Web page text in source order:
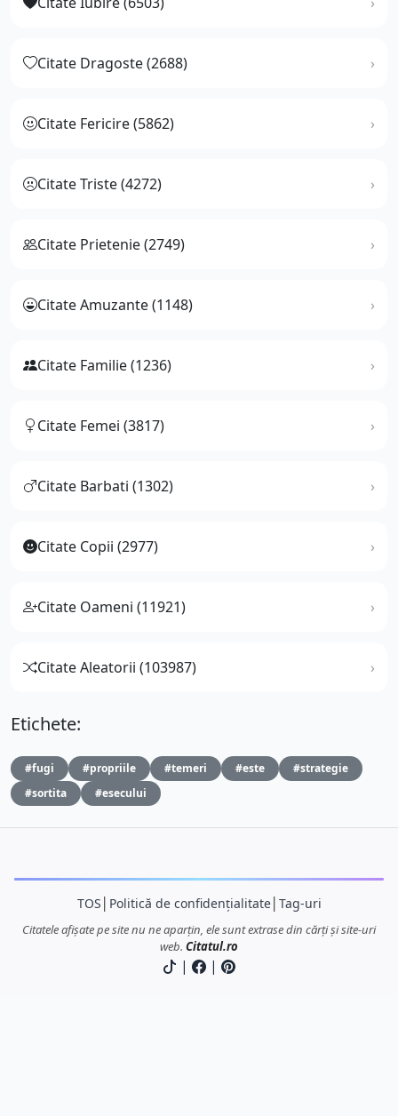
Citate Dragoste (2688)
Citate Fericire (5862)
Citate Triste (4272)
Citate Prietenie (2749)
Citate Amuzante (1148)
Citate Familie (1236)
Citate Femei (3817)
Citate Barbati (1302)
Citate Copii (2977)
Citate Oameni (11921)
Citate Aleatorii (103987)
Etichete:
#fugi #propriile #temeri #este
#strategie
#sortita
#esecului
TOS Politică de confidențialitate│ Tag-uri
Citatele afișate pe site nu ne aparțin, ele sunt extrase din cărți și site-uri
web. Citatul.ro
| |